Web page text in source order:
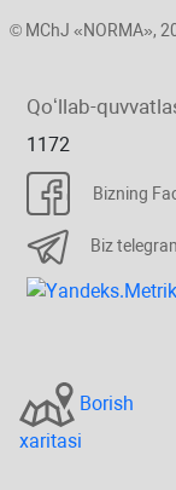
© MChJ «NORMA»,
Qoʻllab-
1172
Bizning
Biz
Borish
хaritasi